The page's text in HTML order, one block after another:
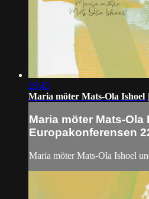
28:45
Maria möter Mats-Ola Ishoel
Maria möter Mats-Ola
Europakonferensen
Maria möter Mats-Ola Ishoel